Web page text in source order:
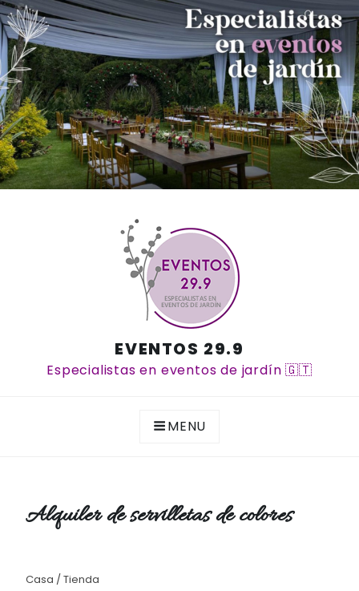
EVENTOS 29.9
Especialistas en eventos de jardín 🇬🇹
MENU
Alquiler de servilletas de colores
Casa /Tienda